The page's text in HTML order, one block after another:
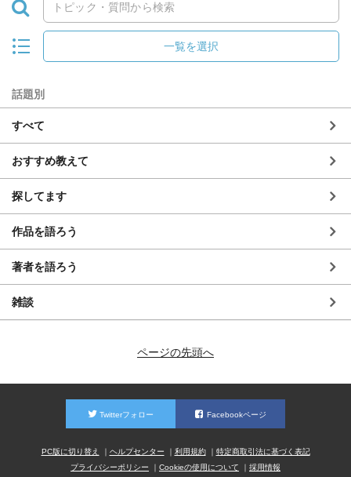
一覧を選択
話題別
すべて
おすすめ教えて
探してます
作品を語ろう
著者を語ろう
雑談
ページの先頭へ
Twitterフォロー Facebookページ
PC版に切り替え ヘルプセンター 利用規約
特定商取引法に基づく表記
プライバシーポリシー
Cookieの使用について 採用情報